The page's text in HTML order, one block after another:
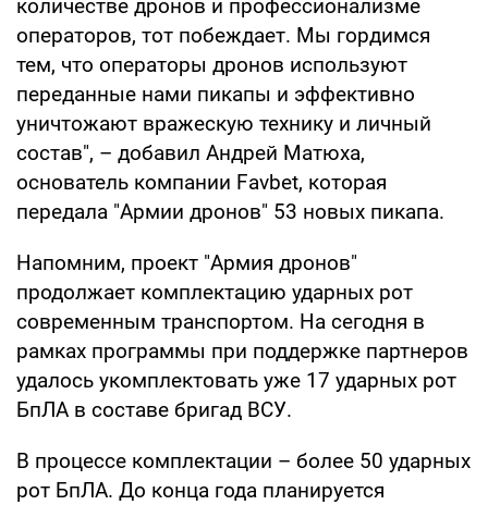
количестве дронов и профессионализме
операторов, тот побеждает. Мы гордимся
тем, что операторы дронов используют
переданные нами пикапы и эффективно
уничтожают вражескую технику и личный
состав", – добавил Андрей Матюха,
основатель компании Favbet, которая
передала "Армии дронов" 53 новых пикапа.
Напомним, проект "Армия дронов"
продолжает комплектацию ударных рот
современным транспортом. На сегодня в
рамках программы при поддержке партнеров
удалось укомплектовать уже 17 ударных рот
БпЛА в составе бригад ВСУ.
В процессе комплектации – более 50 ударных
рот БпЛА. До конца года планируется